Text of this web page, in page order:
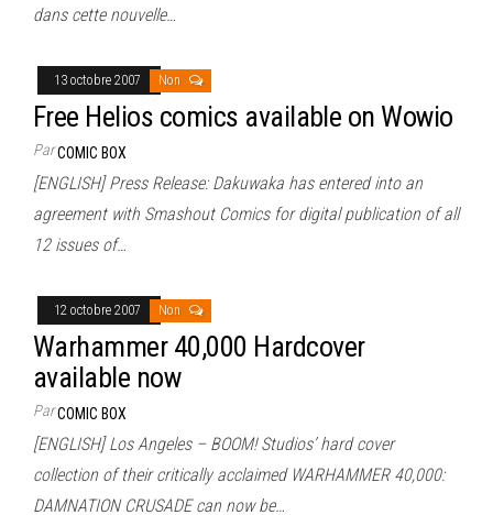
dans cette nouvelle…
13 octobre 2007 Non
Free Helios comics available on Wowio
ParCOMIC BOX
[ENGLISH] Press Release: Dakuwaka has entered into an
agreement with Smashout Comics for digital publication of all
12 issues of…
12 octobre 2007 Non
Warhammer 40,000 Hardcover
available now
ParCOMIC BOX
[ENGLISH] Los Angeles – BOOM! Studios’ hard cover
collection of their critically acclaimed WARHAMMER 40,000:
DAMNATION CRUSADE can now be…